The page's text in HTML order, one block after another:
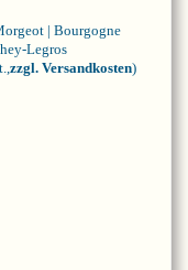
| Bourgogne
Legros
zzgl. Versandkosten)